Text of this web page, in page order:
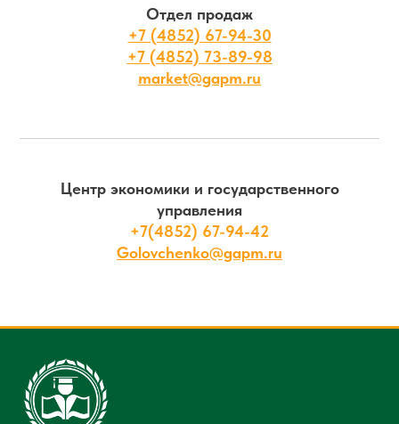
Отдел продаж
+7 (4852) 67-94-30
+7 (4852) 73-89-98
market@gapm.ru
Центр экономики и государственного
управления
+7(4852) 67-94-42
Golovchenko@gapm.ru